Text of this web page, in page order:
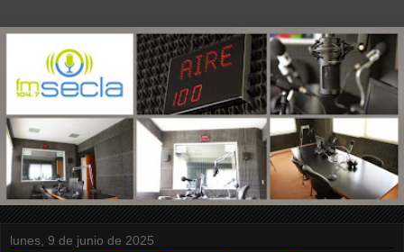
lunes, 9 de junio de 2025